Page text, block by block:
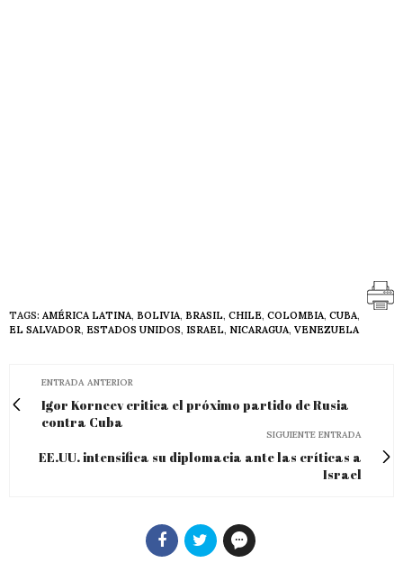
TAGS: AMÉRICA LATINA, BOLIVIA, BRASIL, CHILE, COLOMBIA, CUBA,
EL SALVADOR, ESTADOS UNIDOS, ISRAEL, NICARAGUA, VENEZUELA
ENTRADA ANTERIOR
Igor Korneev critica el próximo partido de Rusia
contra Cuba
SIGUIENTE ENTRADA
EE.UU. intensifica su diplomacia ante las críticas a
Israel